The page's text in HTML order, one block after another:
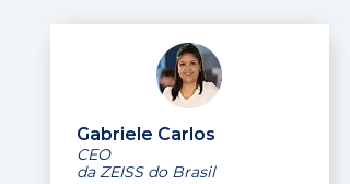
Gabriele Carlos
CEO
da ZEISS do Brasil